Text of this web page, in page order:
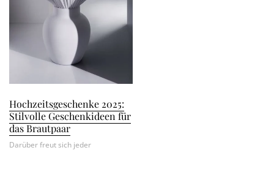
Hochzeitsgeschenke 2025:
Stilvolle Geschenkideen für
das Brautpaar
Darüber freut sich jeder